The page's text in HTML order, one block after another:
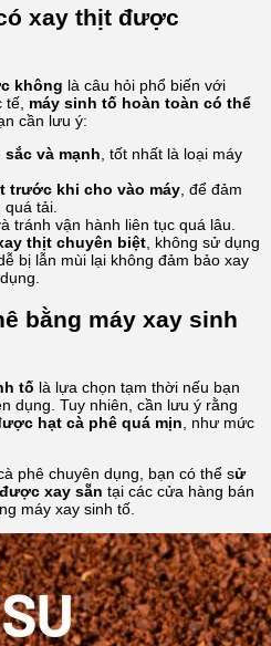
xay thịt được
không là câu hỏi phổ biến với
tế, máy sinh tố hoàn toàn có thể
cần lưu ý:
và mạnh, tốt nhất là loại máy
trước khi cho vào máy, để đảm
quá tải.
tránh vận hành liên tục quá lâu.
thịt chuyên biệt, không sử dụng
bị lẫn mùi lại không đảm bảo xay
bằng máy xay sinh
tố là lựa chọn tạm thời nếu bạn
dụng. Tuy nhiên, cần lưu ý rằng
hạt cà phê quá mịn, như mức
phê chuyên dụng, bạn có thể sử
xay sẵn tại các cửa hàng bán
máy xay sinh tố.